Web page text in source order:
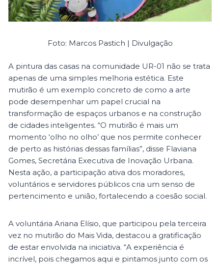
Foto: Marcos Pastich | Divulgação
A pintura das casas na comunidade UR-01 não se trata
apenas de uma simples melhoria estética. Este
mutirão é um exemplo concreto de como a arte
pode desempenhar um papel crucial na
transformação de espaços urbanos e na construção
de cidades inteligentes. “O mutirão é mais um
momento ‘olho no olho’ que nos permite conhecer
de perto as histórias dessas famílias”, disse Flaviana
Gomes, Secretária Executiva de Inovação Urbana.
Nesta ação, a participação ativa dos moradores,
voluntários e servidores públicos cria um senso de
pertencimento e união, fortalecendo a coesão social.
A voluntária Ariana Elísio, que participou pela terceira
vez no mutirão do Mais Vida, destacou a gratificação
de estar envolvida na iniciativa. “A experiência é
incrível, pois chegamos aqui e pintamos junto com os